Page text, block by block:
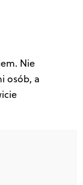
Nie
osób, a